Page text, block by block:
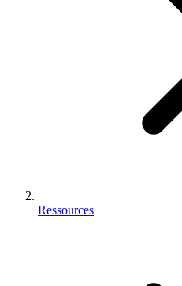
Ressources